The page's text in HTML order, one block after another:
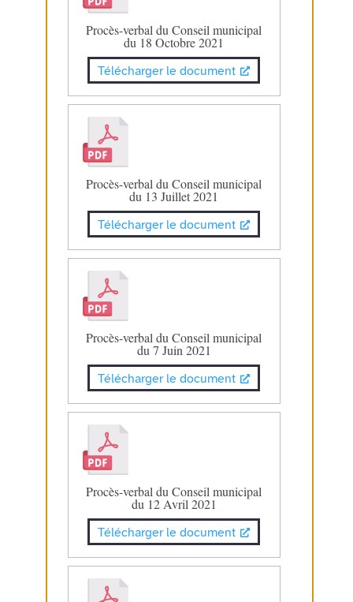
Procès-verbal du Conseil municipal
du 18 Octobre 2021
Télécharger le document
Procès-verbal du Conseil municipal
du 13 Juillet 2021
Télécharger le document
Procès-verbal du Conseil municipal
du 7 Juin 2021
Télécharger le document
Procès-verbal du Conseil municipal
du 12 Avril 2021
Télécharger le document